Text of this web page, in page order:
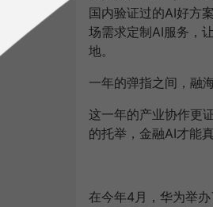
国内验证过的AI好方
场需求定制AI服务，
地。
一年的弹指之间，融
这一年的产业协作更
的托举，金融AI才能
在今年4月，华为举办